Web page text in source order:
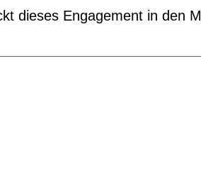
dieses Engagement in den